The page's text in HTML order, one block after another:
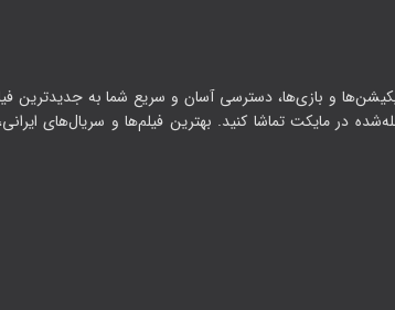
و بازی‌ها، دسترسی آسان و سریع شما به جدیدترین
در مایکت تماشا کنید. بهترین فیلم‌ها و سریال‌های